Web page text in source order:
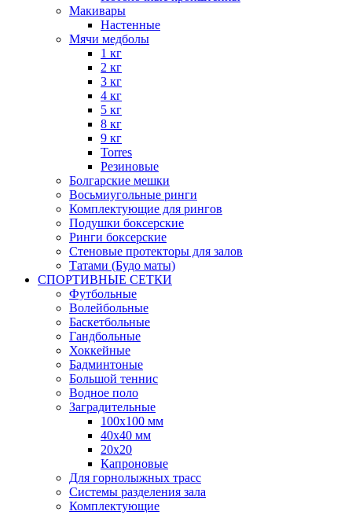
Макивары
Настенные
Мячи медболы
1 кг
2 кг
3 кг
4 кг
5 кг
8 кг
9 кг
Torres
Резиновые
Болгарские мешки
Восьмиугольные ринги
Комплектующие для рингов
Подушки боксерские
Ринги боксерские
Стеновые протекторы для залов
Татами (Будо маты)
СПОРТИВНЫЕ СЕТКИ
Футбольные
Волейбольные
Баскетбольные
Гандбольные
Хоккейные
Бадминтоные
Большой теннис
Водное поло
Заградительные
100х100 мм
40х40 мм
20х20
Капроновые
Для горнолыжных трасс
Системы разделения зала
Комплектующие